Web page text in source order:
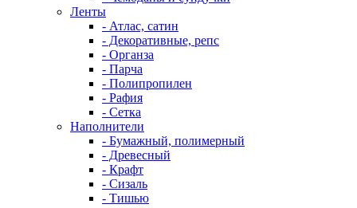
Ленты
- Атлас, сатин
- Декоративные, репс
- Органза
- Парча
- Полипропилен
- Рафия
- Сетка
Наполнители
- Бумажный, полимерный
- Древесный
- Крафт
- Сизаль
- Тишью